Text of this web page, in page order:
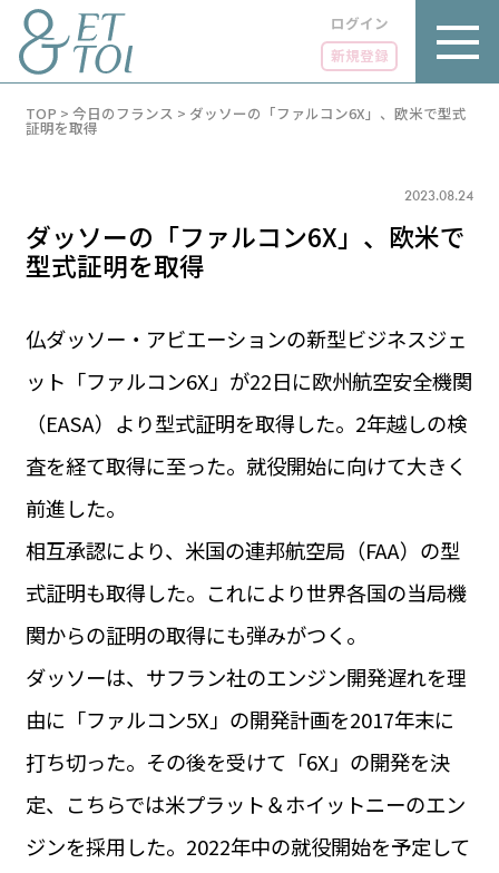
ログイン
新規登録
LUXE
グルメ
LIFE STYLE
ビジネス・キャリア
INFOS PRATIQUES
TAG
タグ
#パリ
#お土産 #トリビア
#データで読み解くフランス
#フランスの教育制度
#アプリ
#いざという時に
#カルカッソンヌ Carcassonne
#サステナブル
#フランス生活
#レシピ #ビューティー
#コスメ
#アルザス地方
#フランスの地方 #フロマージュ
#おでかけ
FR 22:31 ／ JP 05:31
1€＝183.89円
お問い合わせ
サイトポリシー
TOP > 今日のフランス > ダッソーの「ファルコン6X」、欧米で型式
証明を取得
2023.08.24
ダッソーの「ファルコン6X」、欧米で
型式証明を取得
仏ダッソー・アビエーションの新型ビジネスジェ
ット「ファルコン6X」が22日に欧州航空安全機関
（EASA）より型式証明を取得した。2年越しの検
査を経て取得に至った。就役開始に向けて大きく
前進した。
相互承認により、米国の連邦航空局（FAA）の型
式証明も取得した。これにより世界各国の当局機
関からの証明の取得にも弾みがつく。
ダッソーは、サフラン社のエンジン開発遅れを理
由に「ファルコン5X」の開発計画を2017年末に
打ち切った。その後を受けて「6X」の開発を決
定、こちらでは米プラット＆ホイットニーのエン
ジンを採用した。2022年中の就役開始を予定して